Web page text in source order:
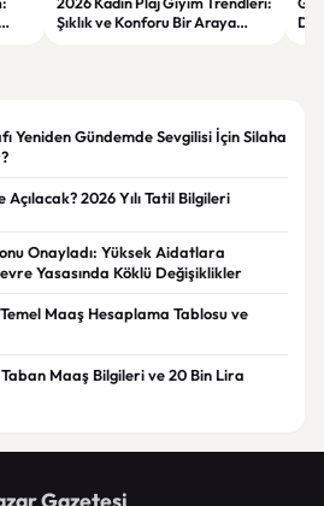
Şıklık ve Konforu Bir Araya
Yeniden Gündemde Sevgilisi İçin Silaha
2026 Yılı Tatil Bilgileri
Onayladı: Yüksek Aidatlara
Yasasında Köklü Değişiklikler
Maaş Hesaplama Tablosu ve
Maaş Bilgileri ve 20 Bin Lira
Gazetesi